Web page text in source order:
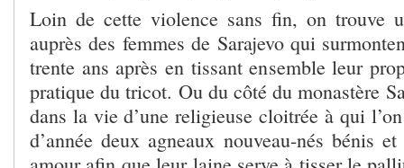
Loin de cette violence sans fin, on trouve
auprès des femmes de Sarajevo qui
trente ans après en tissant ensemble leur
pratique du tricot. Ou du côté du monastère
dans la vie d’une religieuse cloitrée à qui
d’année deux agneaux nouveau-nés bénis